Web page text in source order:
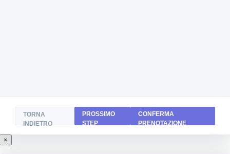
TORNA
INDIETRO
PROSSIMO
STEP
CONFERMA
PRENOTAZIONE
×